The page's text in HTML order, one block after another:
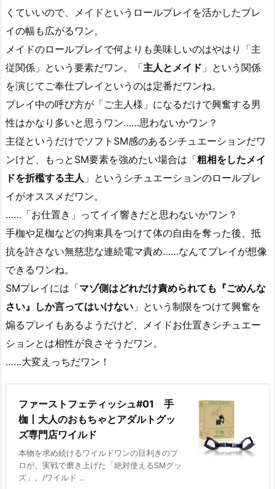
くていいので、メイドというロールプレイを活かしたプレ
イの幅も広がるワン。
メイドのロールプレイで何よりも美味しいのはやはり「主
従関係」という要素だワン。「主人とメイド 」という関係
を演じてご奉仕プレイというのは定番だワンね。
プレイ中の呼び方が「ご主人様」になるだけで興奮する男
性はかなり多いと思うワン……思わないかワン？
主従というだけでソフトSM感のあるシチュエーションだワ
ンけど、もっとSM要素を強めたい場合は「粗相をしたメイ
ドを折檻する主人 」というシチュエーションのロールプレ
イがオススメだワン。
……「お仕置き」ってイイ響きだと思わないかワン？
手枷や足枷などの拘束具をつけて体の自由を奪った後、抵
抗を許さない無慈悲な連続電マ責め……なんてプレイが想像
できるワンね。
SMプレイには「マゾ側はどれだけ責められても『ごめんな
さい』しか言ってはいけない 」という制限をつけて興奮を
煽るプレイもあるようだけど、メイドお仕置きシチュエー
ションとは相性が良さそうだワン。
……大変えっちだワン！
ファーストフェティッシュ#01 手
枷丨大人のおもちゃとアダルトグッ
ズ専門店ワイルド
本物を求め続けるワイルドワンの目利きのプ
ロが、実戦で磨き上げた「絶対使えるSMグッ
ズ」。/ワイルド ...